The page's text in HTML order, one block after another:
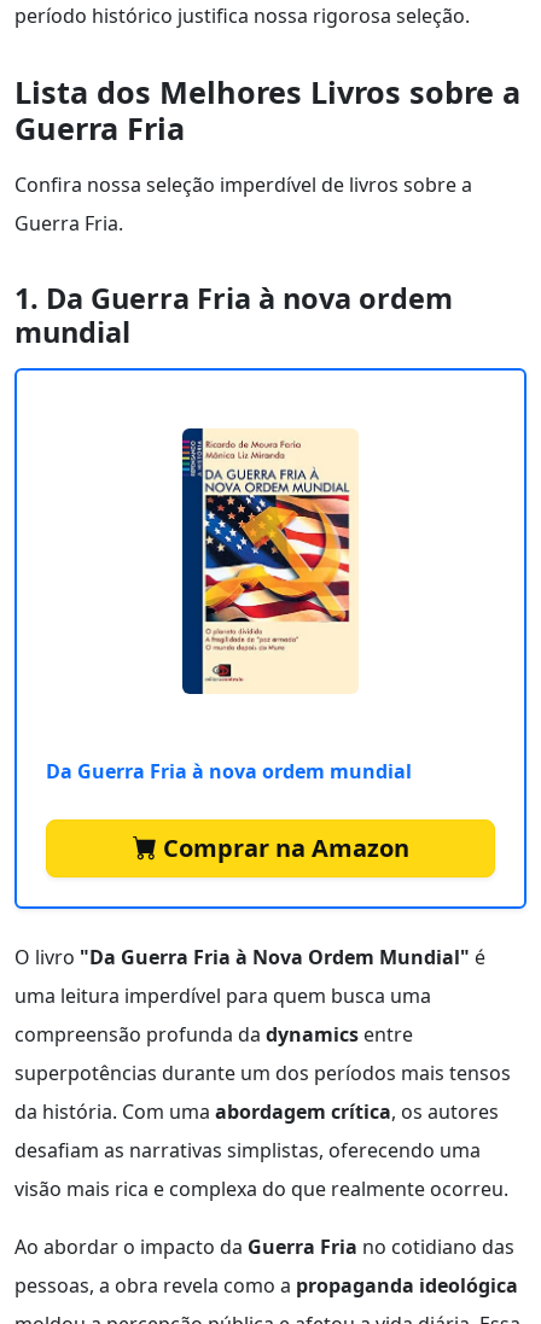
período histórico justifica nossa rigorosa seleção.
Lista dos Melhores Livros sobre a
Guerra Fria
Confira nossa seleção imperdível de livros sobre a
Guerra Fria.
1. Da Guerra Fria à nova ordem
mundial
Da Guerra Fria à nova ordem mundial
Comprar na Amazon
O livro "Da Guerra Fria à Nova Ordem Mundial" é
uma leitura imperdível para quem busca uma
compreensão profunda da dynamics entre
superpotências durante um dos períodos mais tensos
da história. Com uma abordagem crítica, os autores
desafiam as narrativas simplistas, oferecendo uma
visão mais rica e complexa do que realmente ocorreu.
Ao abordar o impacto da Guerra Fria no cotidiano das
pessoas, a obra revela como a propaganda ideológica